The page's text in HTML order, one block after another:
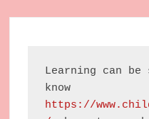
Learning can
https://